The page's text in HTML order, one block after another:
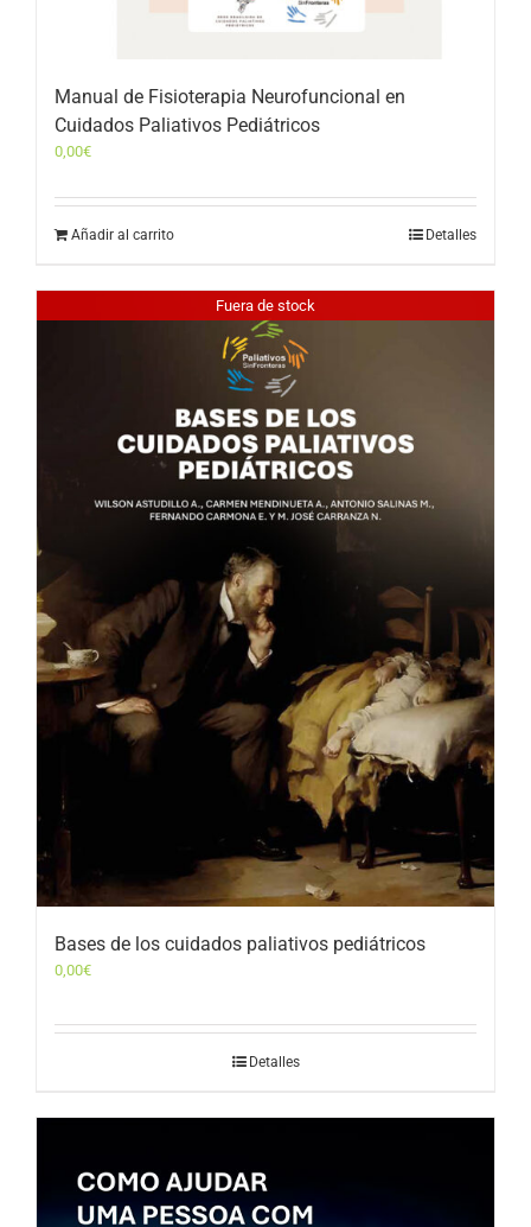
Manual de Fisioterapia Neurofuncional en
Cuidados Paliativos Pediátricos
0,00€
Añadir al carrito Detalles
Fuera de stock
Bases de los cuidados paliativos pediátricos
0,00€
Detalles